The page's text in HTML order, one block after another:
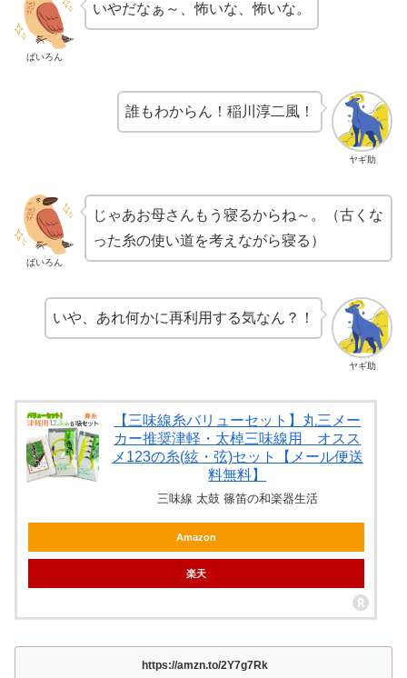
ばいろん
いやだなぁ～、怖いな、怖いな。
ヤギ助
誰もわからん！稲川淳二風！
ばいろん
じゃあお母さんもう寝るからね～。（古くな
った糸の使い道を考えながら寝る）
ヤギ助
いや、あれ何かに再利用する気なん？！
【三味線糸バリューセット】丸三メー
カー推奨津軽・太棹三味線用 オスス
メ123の糸(絃・弦)セット【メール便送
料無料】
三味線 太鼓 篠笛の和楽器生活
Amazon
楽天
https://amzn.to/2Y7g7Rk